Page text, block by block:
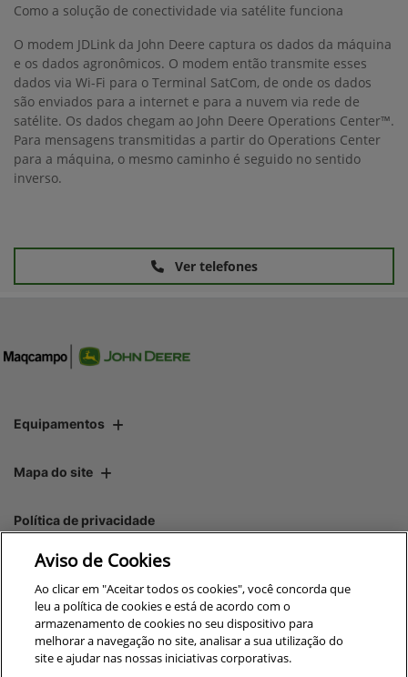
Como a solução de conectividade via satélite funciona
O modem JDLink da John Deere captura os dados da máquina
e os dados agronômicos. O modem então transmite esses
dados via Wi-Fi para o Terminal SatCom, de onde os dados
são enviados para a internet e para a nuvem via rede de
satélite. Os dados chegam ao John Deere Operations Center™.
Para mensagens transmitidas a partir do Operations Center
para a máquina, o mesmo caminho é seguido no sentido
inverso.
Ver telefones
Equipamentos
Mapa do site
Política de privacidade
CNPJ: 00.970.771/0003-73
No trânsito, enxergar o outro
Aviso de Cookies
Ao clicar em "Aceitar todos os cookies", você concorda que
leu a política de cookies e está de acordo com o
armazenamento de cookies no seu dispositivo para
melhorar a navegação no site, analisar a sua utilização do
site e ajudar nas nossas iniciativas corporativas.